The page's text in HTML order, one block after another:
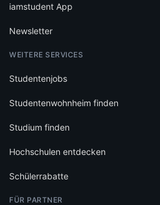
iamstudent App
Newsletter
WEITERE SERVICES
Studentenjobs
Studentenwohnheim finden
Studium finden
Hochschulen entdecken
Schülerrabatte
FÜR PARTNER